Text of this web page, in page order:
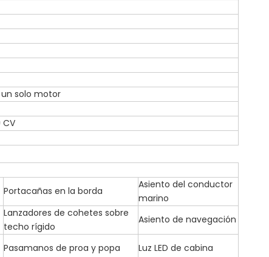
solo motor
CV
Portacañas en la borda
Asiento del conductor
marino
Lanzadores de cohetes sobre
techo rígido
Asiento de navegación
Pasamanos de proa y popa
Luz LED de cabina